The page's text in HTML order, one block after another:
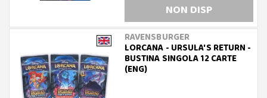
NON DISP
RAVENSBURGER
LORCANA - URSULA'S RETURN -
BUSTINA SINGOLA 12 CARTE
(ENG)